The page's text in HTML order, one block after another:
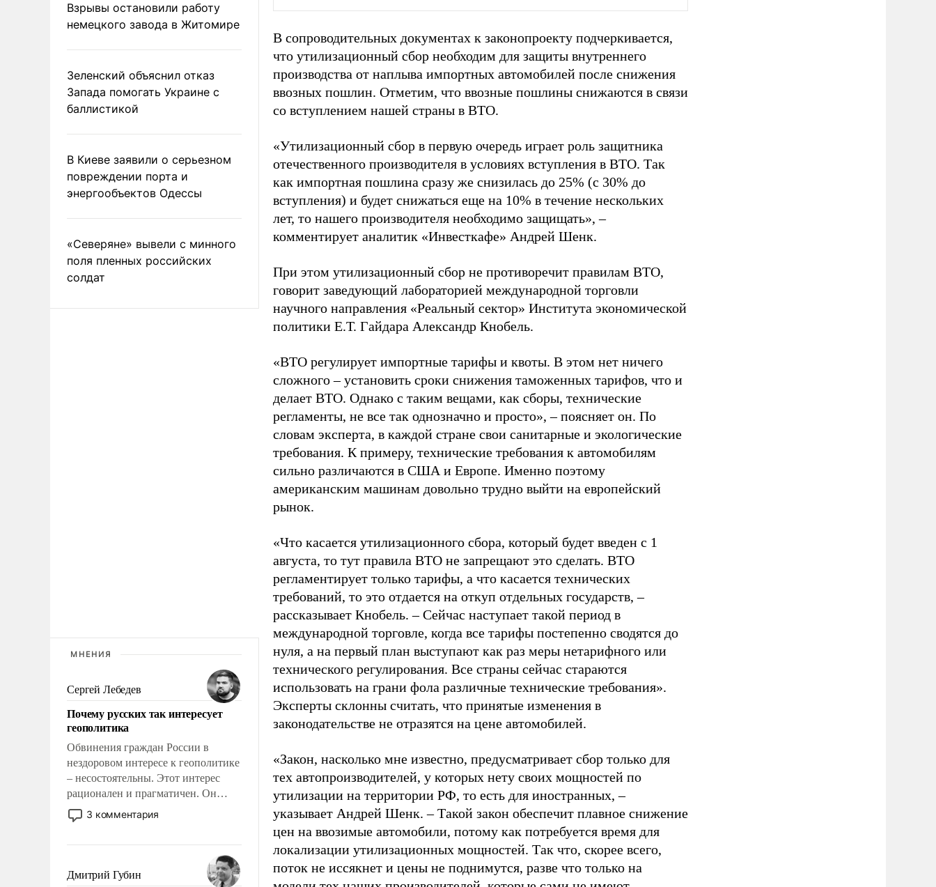
Взрывы остановили работу
немецкого завода в Житомире
Зеленский объяснил отказ
Запада помогать Украине с
баллистикой
В Киеве заявили о серьезном
повреждении порта и
энергообъектов Одессы
«Северяне» вывели с минного
поля пленных российских
солдат
МНЕНИЯ
Сергей Лебедев
Почему русских так интересует
геополитика
Обвинения граждан России в
нездоровом интересе к геополитике
– несостоятельны. Этот интерес
рационален и прагматичен. Он
обусловлен тысячелетним опытом
выживания в крайне непростых
знанием, что мировая политика
имеет свойство заявляться на порог
3 комментария
Дмитрий Губин
В сопроводительных документах к законопроекту подчеркивается,
что утилизационный сбор необходим для защиты внутреннего
производства от наплыва импортных автомобилей после снижения
ввозных пошлин. Отметим, что ввозные пошлины снижаются в связи
со вступлением нашей страны в ВТО.
«Утилизационный сбор в первую очередь играет роль защитника
отечественного производителя в условиях вступления в ВТО. Так
как импортная пошлина сразу же снизилась до 25% (с 30% до
вступления) и будет снижаться еще на 10% в течение нескольких
лет, то нашего производителя необходимо защищать», –
комментирует аналитик «Инвесткафе» Андрей Шенк.
При этом утилизационный сбор не противоречит правилам ВТО,
говорит заведующий лабораторией международной торговли
научного направления «Реальный сектор» Института экономической
политики Е.Т. Гайдара Александр Кнобель.
«ВТО регулирует импортные тарифы и квоты. В этом нет ничего
сложного – установить сроки снижения таможенных тарифов, что и
делает ВТО. Однако с таким вещами, как сборы, технические
регламенты, не все так однозначно и просто», – поясняет он. По
словам эксперта, в каждой стране свои санитарные и экологические
требования. К примеру, технические требования к автомобилям
сильно различаются в США и Европе. Именно поэтому
американским машинам довольно трудно выйти на европейский
рынок.
«Что касается утилизационного сбора, который будет введен с 1
августа, то тут правила ВТО не запрещают это сделать. ВТО
регламентирует только тарифы, а что касается технических
требований, то это отдается на откуп отдельных государств, –
рассказывает Кнобель. – Сейчас наступает такой период в
международной торговле, когда все тарифы постепенно сводятся до
нуля, а на первый план выступают как раз меры нетарифного или
технического регулирования. Все страны сейчас стараются
использовать на грани фола различные технические требования».
Эксперты склонны считать, что принятые изменения в
законодательстве не отразятся на цене автомобилей.
«Закон, насколько мне известно, предусматривает сбор только для
тех автопроизводителей, у которых нету своих мощностей по
утилизации на территории РФ, то есть для иностранных, –
указывает Андрей Шенк. – Такой закон обеспечит плавное снижение
цен на ввозимые автомобили, потому как потребуется время для
локализации утилизационных мощностей. Так что, скорее всего,
поток не иссякнет и цены не поднимутся, разве что только на